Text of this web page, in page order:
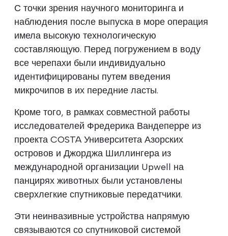
С точки зрения научного мониторинга и
наблюдения после выпуска в море операция
имела высокую технологическую
составляющую. Перед погружением в воду
все черепахи были индивидуально
идентифицированы путем введения
микрочипов в их передние ласты.
Кроме того, в рамках совместной работы
исследователей Фредерика Вандеперре из
проекта COSTA Университета Азорских
островов и Джорджа Шиллингера из
международной организации Upwell на
панцирях животных были установлены
сверхлегкие спутниковые передатчики.
Эти неинвазивные устройства напрямую
связываются со спутниковой системой